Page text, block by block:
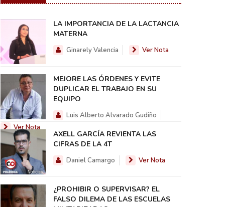
LA IMPORTANCIA DE LA LACTANCIA
MATERNA
Ginarely Valencia Ver Nota
MEJORE LAS ÓRDENES Y EVITE
DUPLICAR EL TRABAJO EN SU
EQUIPO
Luis Alberto Alvarado Gudiño
Ver Nota
AXELL GARCÍA REVIENTA LAS
CIFRAS DE LA 4T
Daniel Camargo Ver Nota
¿PROHIBIR O SUPERVISAR? EL
FALSO DILEMA DE LAS ESCUELAS